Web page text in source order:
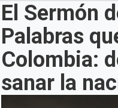
El Sermón
Palabras
Colombia:
sanar la